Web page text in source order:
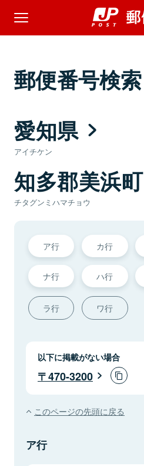
郵便番号検索
愛知県
アイチケン
知多郡美浜町
チタグンミハマチョウ
ア行 カ行
ナ行 ハ行
ラ行 ワ行
以下に掲載がない場合
470-3200
このページの先頭に戻る
ア行